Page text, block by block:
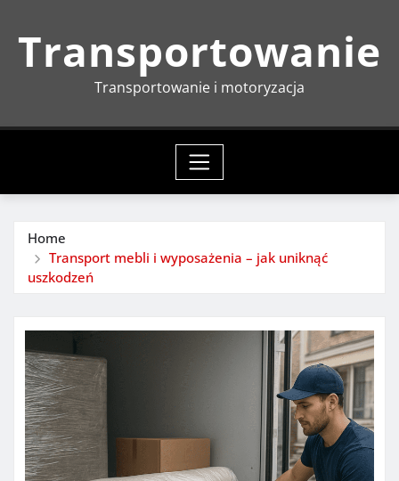
Transportowanie
Transportowanie i motoryzacja
Home
Transport mebli i wyposażenia – jak uniknąć
uszkodzeń